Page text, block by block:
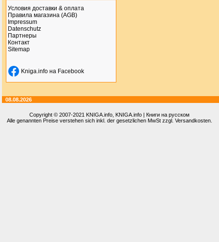
Условия доставки & оплата
Правила магазина (AGB)
Impressum
Datenschutz
Партнеры
Контакт
Sitemap
Kniga.info на Facebook
08.08.2026
Copyright © 2007-2021 KNIGA.info , KNIGA.info | Книги на русском
Alle genannten Preise verstehen sich inkl. der gesetzlichen MwSt zzgl. Versandkosten.